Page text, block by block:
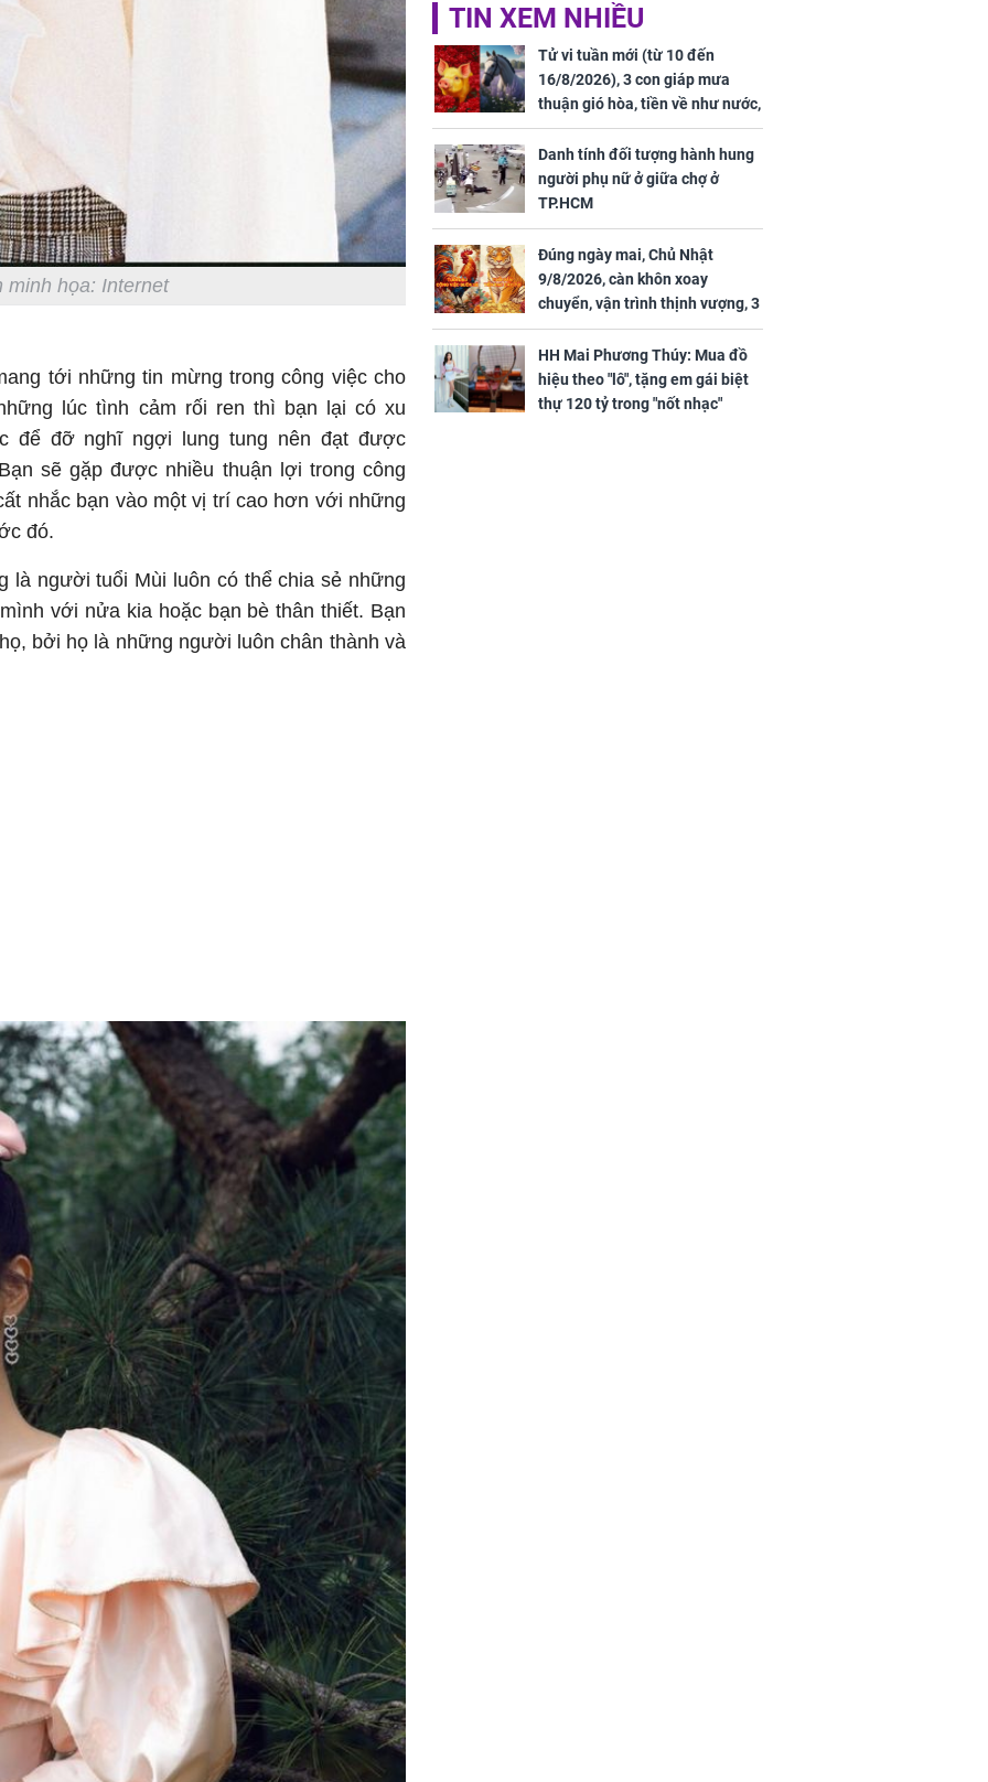
minh họa: Internet
tới những tin mừng trong công việc cho
lúc tình cảm rối ren thì bạn lại có xu
để đỡ nghĩ ngợi lung tung nên đạt được
sẽ gặp được nhiều thuận lợi trong công
nhắc bạn vào một vị trí cao hơn với những
đó.
là người tuổi Mùi luôn có thể chia sẻ những
với nửa kia hoặc bạn bè thân thiết. Bạn
bởi họ là những người luôn chân thành và
TIN XEM NHIỀU
Tử vi tuần mới (từ 10 đến
16/8/2026), 3 con giáp mưa
thuận gió hòa, tiền về như nước,
bạc vàng dư dả, Phú Quý Vinh
Hoa, vận trình khai sáng
Danh tính đối tượng hành hung
người phụ nữ ở giữa chợ ở
TP.HCM
Đúng ngày mai, Chủ Nhật
9/8/2026, càn khôn xoay
chuyển, vận trình thịnh vượng, 3
con giáp nhận phúc khí nhà trời,
tình tiền đỏ như son, vận may
hanh thông
HH Mai Phương Thúy: Mua đồ
hiệu theo "lô", tặng em gái biệt
thự 120 tỷ trong "nốt nhạc"